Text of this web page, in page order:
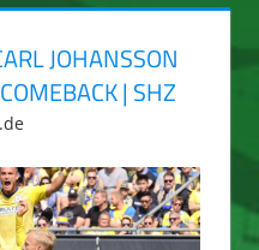
JOHANSSON
| SHZ